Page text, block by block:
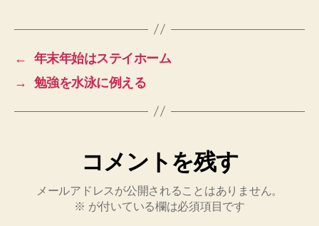
←
年末年始はステイホーム
→
勉強を水泳に例える
コメントを残す
メールアドレスが公開されることはありません。
※ が付いている欄は必須項目です